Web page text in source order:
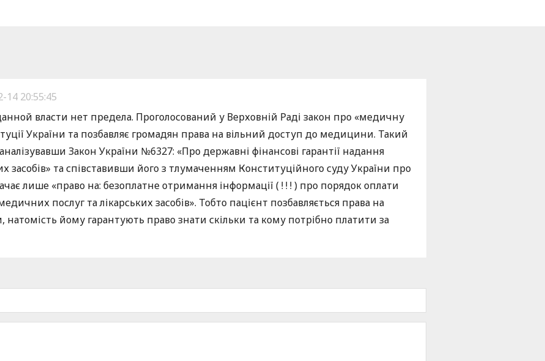
14 20:55:45
власти нет предела. Проголосований у Верховній Раді закон про «медичну
України та позбавляє громадян права на вільний доступ до медицини. Такий
Закон України №6327: «Про державні фінансові гарантії надання
засобів» та співставивши його з тлумаченням Конституційного суду України про
лише «право на: безоплатне отримання інформації ( ! ! ! ) про порядок оплати
послуг та лікарських засобів». Тобто пацієнт позбавляється права на
натомість йому гарантують право знати скільки та кому потрібно платити за